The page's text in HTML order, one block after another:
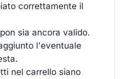
correttamente il
sia ancora valido.
l'eventuale
nel carrello siano